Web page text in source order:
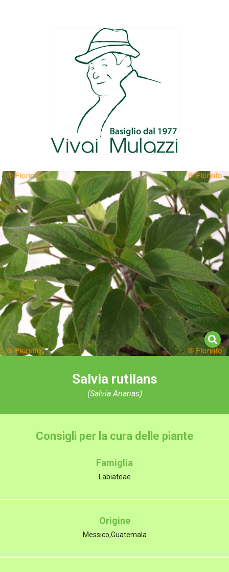
Salvia rutilans
(Salvia Ananas)
Consigli per la cura delle piante
Famiglia
Labiateae
Origine
Messico,Guatemala